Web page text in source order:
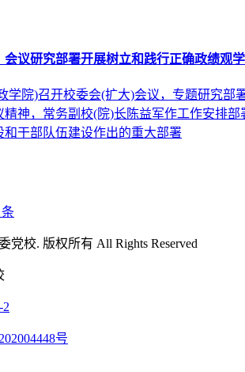
议研究部署开展树立和践行正确政绩观
学院)召开校委会(扩大)会议，专题研究
精神，常务副校(院)长陈益军作工作安
干部队伍建设作出的重大部署
党校. 版权所有 All Rights Reserved
2
号